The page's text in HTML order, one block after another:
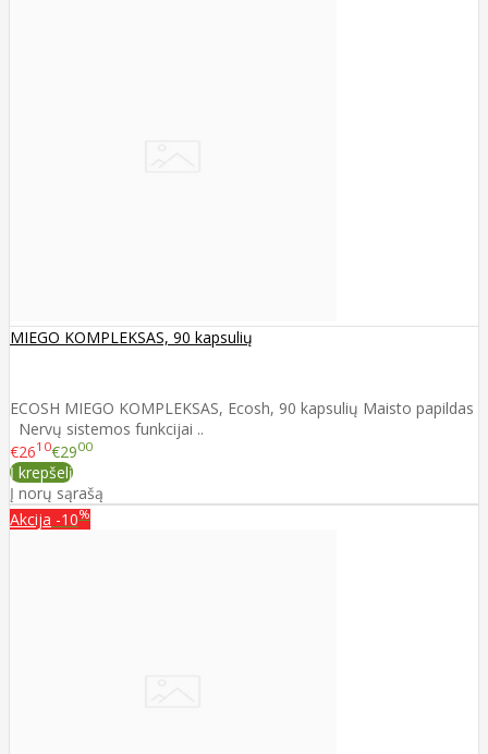
MIEGO KOMPLEKSAS, 90 kapsulių
ECOSH MIEGO KOMPLEKSAS, Ecosh, 90 kapsulių Maisto papildas
Nervų sistemos funkcijai ..
€2610€2900
Į krepšelį
Į norų sąrašą
Akcija -10%